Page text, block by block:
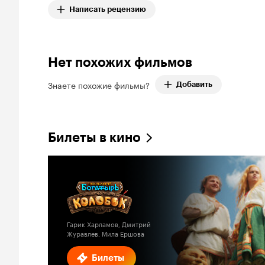
Написать рецензию
Нет похожих фильмов
Знаете похожие фильмы? Добавить
Билеты в кино
Билеты
Гарик Харламов, Дмитрий
Журавлев, Мила Ершова